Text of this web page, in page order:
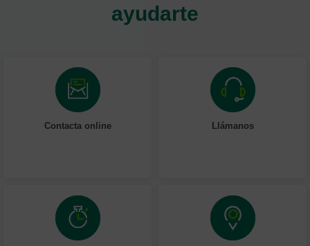
ayudarte
Contacta online Llámanos